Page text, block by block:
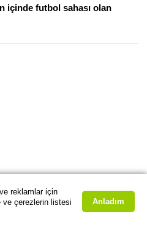
içinde futbol sahası olan
reklamlar için
ve çerezlerin listesi
Anladım